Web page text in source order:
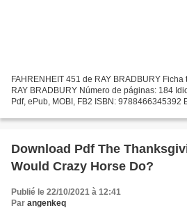
FAHRENHEIT 451 de RAY BRADBURY
RAY BRADBURY Número de páginas: 184
Pdf, ePub, MOBI, FB2 ISBN: 9788466345392
Download Pdf The
Would Crazy Horse Do?
Publié le 22/10/2021 à 12:41
Par angenkeq